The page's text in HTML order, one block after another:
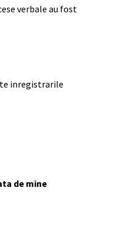
verbale au fost
inregistrarile
de mine